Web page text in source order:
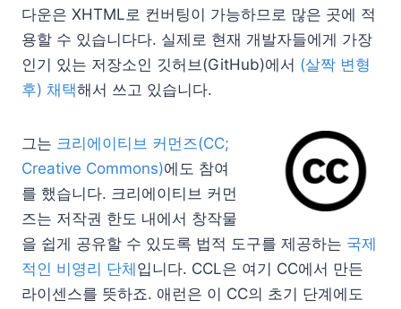
다운은 XHTML로 컨버팅이 가능하므로 많은 곳에 적
용할 수 있습니다다. 실제로 현재 개발자들에게 가장
인기 있는 저장소인 깃허브(GitHub)에서 (살짝 변형
후) 채택해서 쓰고 있습니다.
그는 크리에이티브 커먼즈(CC;
Creative Commons)에도 참여
를 했습니다. 크리에이티브 커먼
즈는 저작권 한도 내에서 창작물
을 쉽게 공유할 수 있도록 법적 도구를 제공하는 국제
적인 비영리 단체 입니다. CCL은 여기 CC에서 만든
라이센스를 뜻하죠. 애런은 이 CC의 초기 단계에도